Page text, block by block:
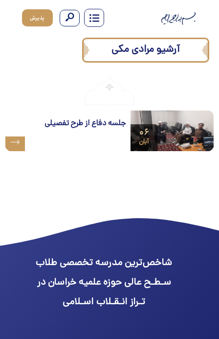
آرشیو مرادی مکی
۰۶
آبان
جلسه دفاع از طرح تفصیلی
شاخص‌ترین مدرسه تخصصی طلاب
سـطـح عالی حوزه علمیه خراسان در
تـراز انـقـلاب اسـلامی